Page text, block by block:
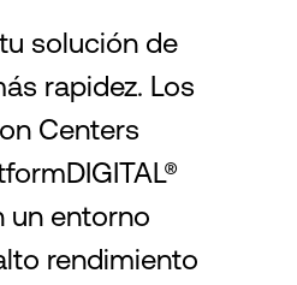
solución de
rapidez. Los
Centers
un entorno
rendimiento